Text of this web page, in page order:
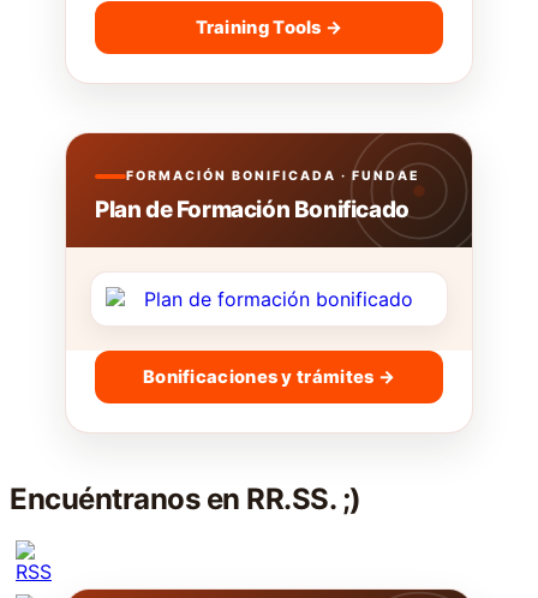
Training Tools →
FORMACIÓN BONIFICADA · FUNDAE
Plan de Formación Bonificado
Bonificaciones y trámites →
Encuéntranos en RR.SS. ;)